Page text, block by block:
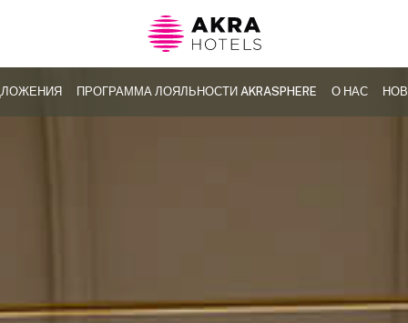
ПРОГРАММА ЛОЯЛЬНОСТИ AKRASPHERE О НАС